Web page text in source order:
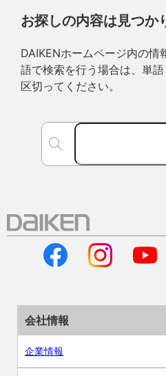
お探しの内容は見つか
DAIKENホームページ内の情
語で検索を行う場合は、単
区切ってください。
会社情報
企業情報